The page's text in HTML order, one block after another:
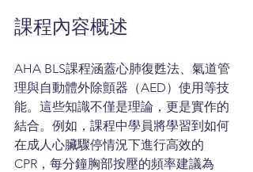
課程內容概述
AHA BLS課程涵蓋心肺復甦法、氣道管
理與自動體外除顫器（AED）使用等技
能。這些知識不僅是理論，更是實作的
結合。例如，課程中學員將學習到如何
在成人心臟驟停情況下進行高效的
CPR，每分鐘胸部按壓的頻率建議為